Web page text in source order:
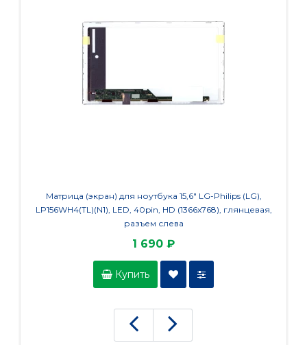
Матрица (экран) для ноутбука 15,6" LG-Philips (LG),
LP156WH4(TL)(N1), LED, 40pin, HD (1366x768), глянцевая,
разъем слева
1 690 ₽
Купить